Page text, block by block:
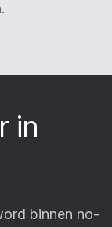
in
binnen no-